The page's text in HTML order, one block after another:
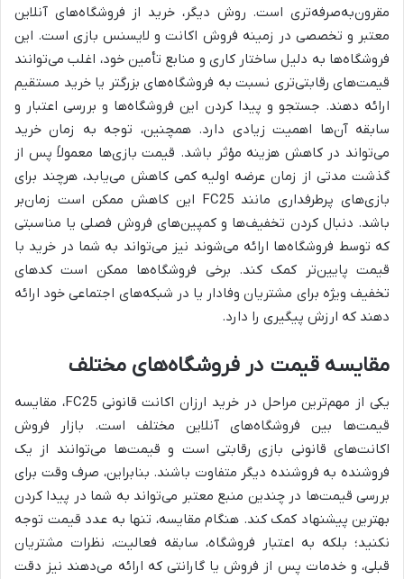
مقرون‌به‌صرفه‌تری است. روش دیگر، خرید از فروشگاه‌های آنلاین
معتبر و تخصصی در زمینه فروش اکانت و لایسنس بازی است. این
فروشگاه‌ها به دلیل ساختار کاری و منابع تأمین خود، اغلب می‌توانند
قیمت‌های رقابتی‌تری نسبت به فروشگاه‌های بزرگتر یا خرید مستقیم
ارائه دهند. جستجو و پیدا کردن این فروشگاه‌ها و بررسی اعتبار و
سابقه آن‌ها اهمیت زیادی دارد. همچنین، توجه به زمان خرید
می‌تواند در کاهش هزینه مؤثر باشد. قیمت بازی‌ها معمولاً پس از
گذشت مدتی از زمان عرضه اولیه کمی کاهش می‌یابد، هرچند برای
بازی‌های پرطرفداری مانند FC25 این کاهش ممکن است زمان‌بر
باشد. دنبال کردن تخفیف‌ها و کمپین‌های فروش فصلی یا مناسبتی
که توسط فروشگاه‌ها ارائه می‌شوند نیز می‌تواند به شما در خرید با
قیمت پایین‌تر کمک کند. برخی فروشگاه‌ها ممکن است کدهای
تخفیف ویژه برای مشتریان وفادار یا در شبکه‌های اجتماعی خود ارائه
دهند که ارزش پیگیری را دارد.
مقایسه قیمت در فروشگاه‌های مختلف
یکی از مهم‌ترین مراحل در خرید ارزان اکانت قانونی FC25، مقایسه
قیمت‌ها بین فروشگاه‌های آنلاین مختلف است. بازار فروش
اکانت‌های قانونی بازی رقابتی است و قیمت‌ها می‌توانند از یک
فروشنده به فروشنده دیگر متفاوت باشند. بنابراین، صرف وقت برای
بررسی قیمت‌ها در چندین منبع معتبر می‌تواند به شما در پیدا کردن
بهترین پیشنهاد کمک کند. هنگام مقایسه، تنها به عدد قیمت توجه
نکنید؛ بلکه به اعتبار فروشگاه، سابقه فعالیت، نظرات مشتریان
قبلی، و خدمات پس از فروش یا گارانتی که ارائه می‌دهند نیز دقت